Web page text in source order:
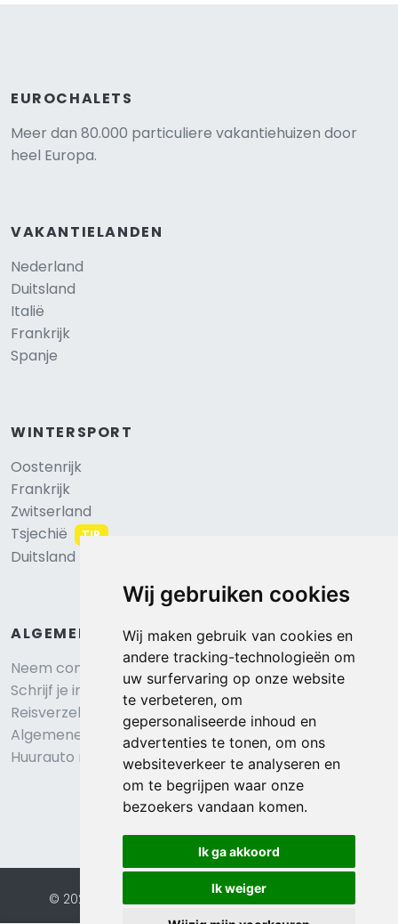
Wij gebruiken cookies
Wij maken gebruik van cookies en
andere tracking-technologieën om
uw surfervaring op onze website
te verbeteren, om
gepersonaliseerde inhoud en
advertenties te tonen, om ons
websiteverkeer te analyseren en
om te begrijpen waar onze
bezoekers vandaan komen.
Ik ga akkoord
Ik weiger
EUROCHALETS
Meer dan 80.000 particuliere vakantiehuizen door
heel Europa.
VAKANTIELANDEN
Nederland
Duitsland
Italië
Frankrijk
Spanje
WINTERSPORT
Oostenrijk
Frankrijk
Zwitserland
Tsjechië
TIP
Duitsland
ALGEMEEN
Neem contact op
Schrijf je in voor onze nieuwsbrief
Reisverzekering afsluiten
Algemene voorwaarden
Huurauto reserveren
© 2026 Eurochalets | Website door FalcoTravel